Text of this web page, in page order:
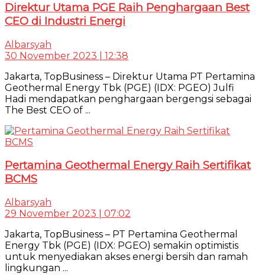
Direktur Utama PGE Raih Penghargaan Best
CEO di Industri Energi
Albarsyah
30 November 2023 | 12:38
Jakarta, TopBusiness – Direktur Utama PT Pertamina
Geothermal Energy Tbk (PGE) (IDX: PGEO) Julfi
Hadi mendapatkan penghargaan bergengsi sebagai
The Best CEO of ...
Pertamina Geothermal Energy Raih Sertifikat
BCMS
Albarsyah
29 November 2023 | 07:02
Jakarta, TopBusiness – PT Pertamina Geothermal
Energy Tbk (PGE) (IDX: PGEO) semakin optimistis
untuk menyediakan akses energi bersih dan ramah
lingkungan ...